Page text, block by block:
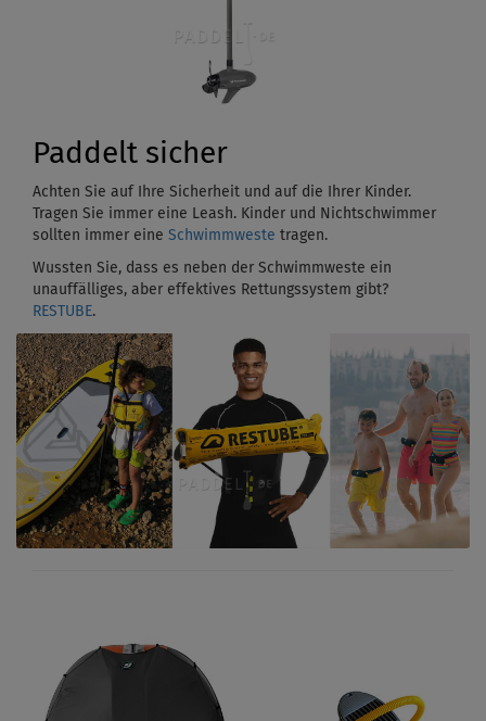
Paddelt sicher
Achten Sie auf Ihre Sicherheit und auf die Ihrer Kinder.
Tragen Sie immer eine Leash. Kinder und Nichtschwimmer
sollten immer eine Schwimmweste tragen.
Wussten Sie, dass es neben der Schwimmweste ein
unauffälliges, aber effektives Rettungssystem gibt?
RESTUBE.